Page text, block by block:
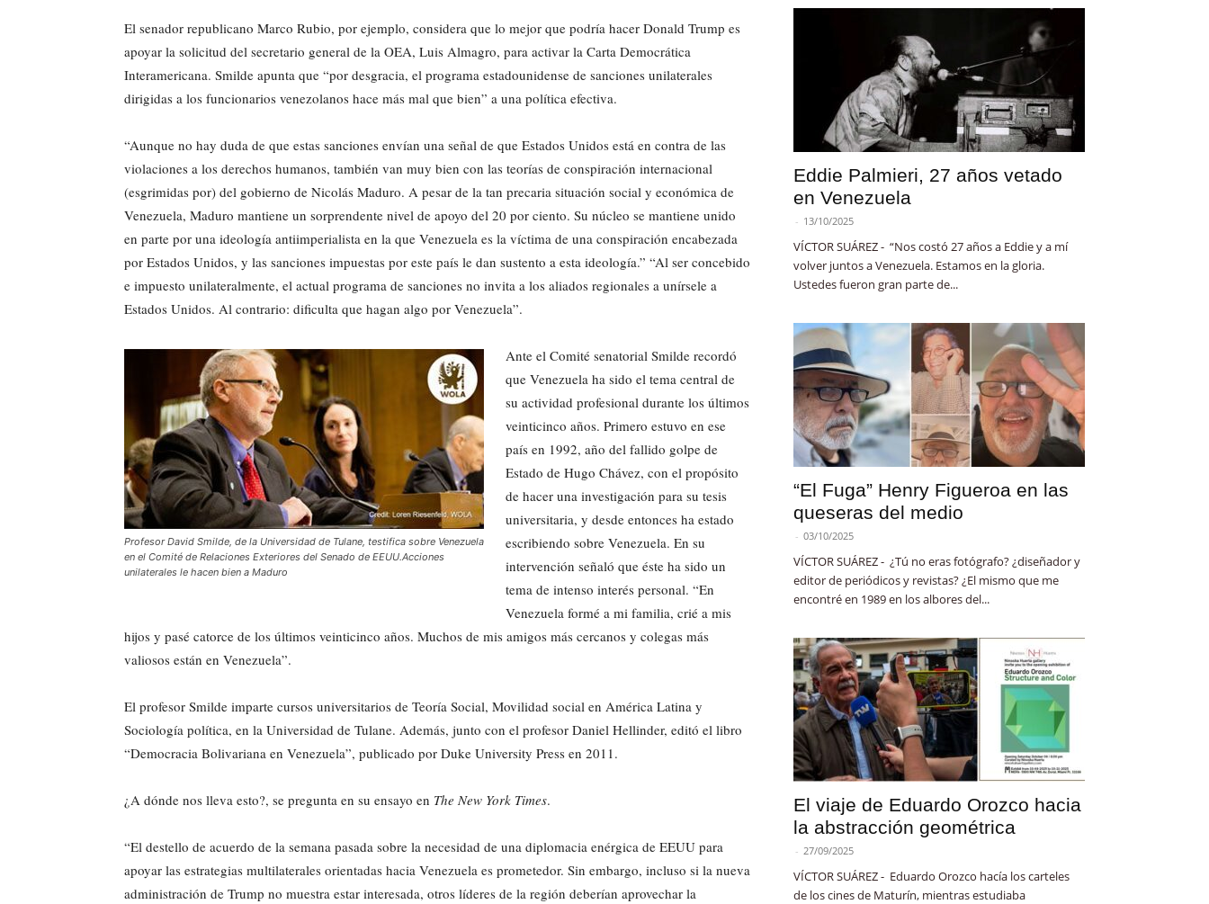
El senador republicano Marco Rubio, por ejemplo, considera que lo mejor que podría hacer Donald Trump es
apoyar la solicitud del secretario general de la OEA, Luis Almagro, para activar la Carta Democrática
Interamericana. Smilde apunta que “por desgracia, el programa estadounidense de sanciones unilaterales
dirigidas a los funcionarios venezolanos hace más mal que bien” a una política efectiva.
“Aunque no hay duda de que estas sanciones envían una señal de que Estados Unidos está en contra de las
violaciones a los derechos humanos, también van muy bien con las teorías de conspiración internacional
(esgrimidas por) del gobierno de Nicolás Maduro. A pesar de la tan precaria situación social y económica de
Venezuela, Maduro mantiene un sorprendente nivel de apoyo del 20 por ciento. Su núcleo se mantiene unido
en parte por una ideología antiimperialista en la que Venezuela es la víctima de una conspiración encabezada
por Estados Unidos, y las sanciones impuestas por este país le dan sustento a esta ideología.” “Al ser concebido
e impuesto unilateralmente, el actual programa de sanciones no invita a los aliados regionales a unírsele a
Estados Unidos. Al contrario: dificulta que hagan algo por Venezuela”.
Profesor David Smilde, de la Universidad de Tulane, testifica sobre Venezuela
en el Comité de Relaciones Exteriores del Senado de EEUU.Acciones
unilaterales le hacen bien a Maduro
Ante el Comité senatorial Smilde recordó
que Venezuela ha sido el tema central de
su actividad profesional durante los últimos
veinticinco años. Primero estuvo en ese
país en 1992, año del fallido golpe de
Estado de Hugo Chávez, con el propósito
de hacer una investigación para su tesis
universitaria, y desde entonces ha estado
escribiendo sobre Venezuela. En su
intervención señaló que éste ha sido un
tema de intenso interés personal. “En
Venezuela formé a mi familia, crié a mis
hijos y pasé catorce de los últimos veinticinco años. Muchos de mis amigos más cercanos y colegas más
valiosos están en Venezuela”.
El profesor Smilde imparte cursos universitarios de Teoría Social, Movilidad social en América Latina y
Sociología política, en la Universidad de Tulane. Además, junto con el profesor Daniel Hellinder, editó el libro
“Democracia Bolivariana en Venezuela”, publicado por Duke University Press en 2011.
¿A dónde nos lleva esto?, se pregunta en su ensayo en The New York Times.
“El destello de acuerdo de la semana pasada sobre la necesidad de una diplomacia enérgica de EEUU para
apoyar las estrategias multilaterales orientadas hacia Venezuela es prometedor. Sin embargo, incluso si la nueva
administración de Trump no muestra estar interesada, otros líderes de la región deberían aprovechar la
Eddie Palmieri, 27 años vetado
en Venezuela
- 13/10/2025
VÍCTOR SUÁREZ - “Nos costó 27 años a Eddie y a mí
volver juntos a Venezuela. Estamos en la gloria.
Ustedes fueron gran parte de...
“El Fuga” Henry Figueroa en las
queseras del medio
- 03/10/2025
VÍCTOR SUÁREZ - ¿Tú no eras fotógrafo? ¿diseñador y
editor de periódicos y revistas? ¿El mismo que me
encontré en 1989 en los albores del...
El viaje de Eduardo Orozco hacia
la abstracción geométrica
- 27/09/2025
VÍCTOR SUÁREZ - Eduardo Orozco hacía los carteles
de los cines de Maturín, mientras estudiaba